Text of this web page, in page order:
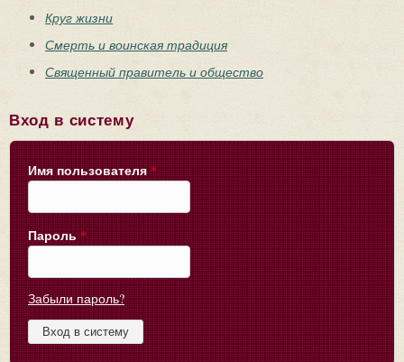
Круг жизни
Смерть и воинская традиция
Священный правитель и общество
Вход в систему
Имя пользователя *
Пароль *
Забыли пароль?